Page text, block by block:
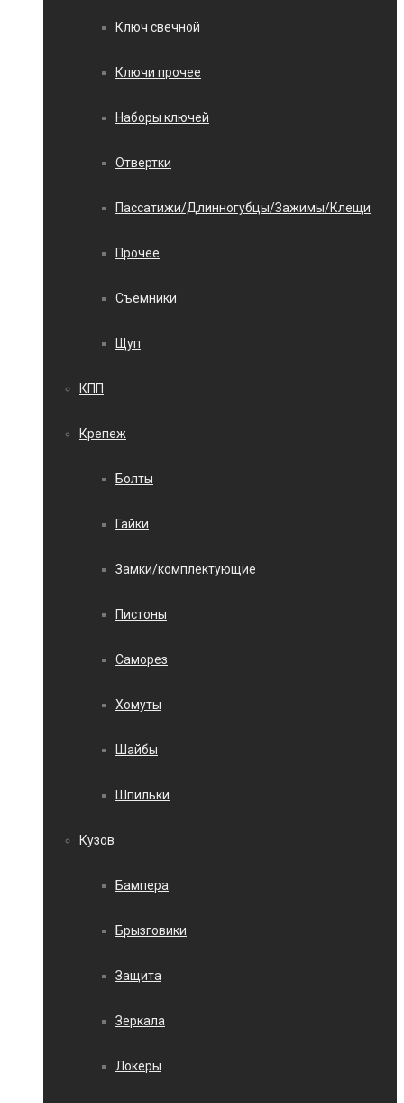
Ключ свечной
Ключи прочее
Наборы ключей
Отвертки
Пассатижи/Длинногубцы/Зажимы/Клещи
Прочее
Съемники
Щуп
КПП
Крепеж
Болты
Гайки
Замки/комплектующие
Пистоны
Саморез
Хомуты
Шайбы
Шпильки
Кузов
Бампера
Брызговики
Защита
Зеркала
Локеры